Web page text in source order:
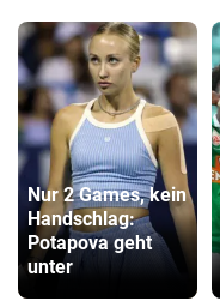
Nur 2 Games, kein
Handschlag:
Potapova geht
unter